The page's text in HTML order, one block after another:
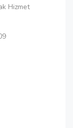
Hizmet